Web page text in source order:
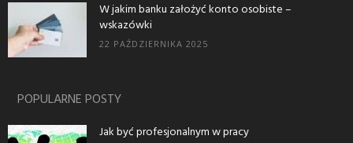
W jakim banku założyć konto osobiste –
wskazówki
22 PAŹDZIERNIKA 2025
POPULARNE POSTY
Jak być profesjonalnym w pracy